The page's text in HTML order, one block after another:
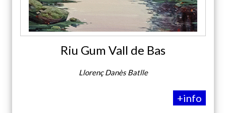
Riu Gum Vall de Bas
Llorenç Danès Batlle
+info